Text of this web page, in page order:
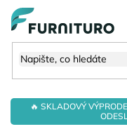
Přejít
obsah
🔥 SKLADOVÝ